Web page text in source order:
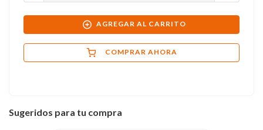
AGREGAR AL CARRITO
COMPRAR AHORA
Sugeridos para tu compra